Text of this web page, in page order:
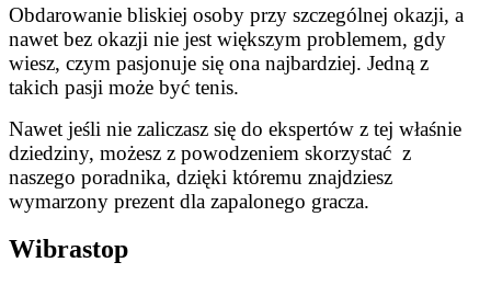
Obdarowanie bliskiej osoby przy szczególnej okazji, a
nawet bez okazji nie jest większym problemem, gdy
wiesz, czym pasjonuje się ona najbardziej. Jedną z
takich pasji może być tenis.
Nawet jeśli nie zaliczasz się do ekspertów z tej właśnie
dziedziny, możesz z powodzeniem skorzystać z
naszego poradnika, dzięki któremu znajdziesz
wymarzony prezent dla zapalonego gracza.
Wibrastop